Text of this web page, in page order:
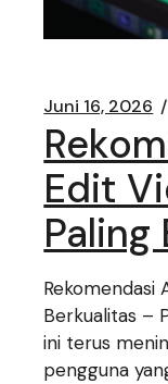
Juni 16, 2026
Edit
Paling
Rekomendasi
Berkualitas –
ini terus
pengguna